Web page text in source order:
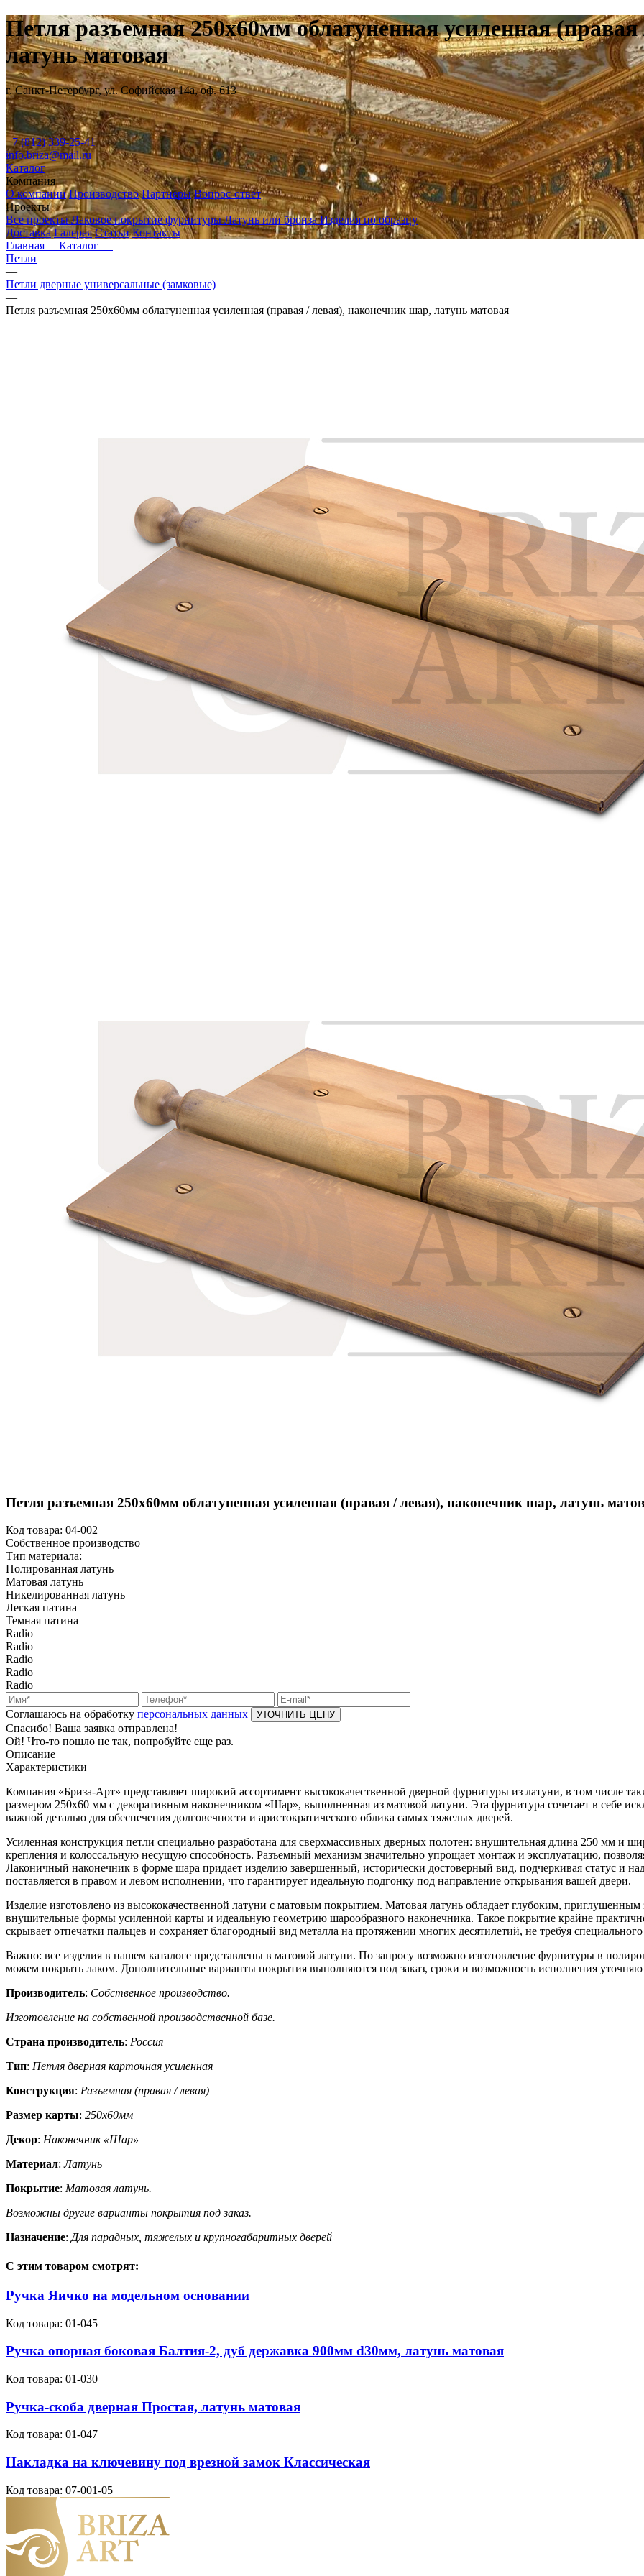
Петля разъемная 250х60мм облатуненная усиленная
латунь матовая
г. Санкт-Петербург, ул. Софийская 14а, оф. 613
+7 (812) 339-25-41
info.briza@mail.ru
Каталог
Компания
О компании Производство Партнеры Вопрос-ответ
Проекты
Все проектыЛаковое покрытие фурнитурыЛатунь или бронзаИзделия по образцу
Доставка Галерея Статьи Контакты
Главная —Каталог —
Петли
—
Петли дверные универсальные (замковые)
—
Петля разъемная 250х60мм облатуненная усиленная (правая / левая), наконечник шар, латунь матовая
Петля разъемная 250х60мм облатуненная усиленная (правая / левая), наконечник шар, латунь
Код товара: 04-002
Собственное производство
Тип материала:
Полированная латунь
Матовая латунь
Никелированная латунь
Легкая патина
Темная патина
Radio
Radio
Radio
Radio
Radio
Соглашаюсь на обработку персональных данных
Спасибо! Ваша заявка отправлена!
Ой! Что-то пошло не так, попробуйте еще раз.
Описание
Характеристики
Компания «Бриза-Арт» представляет широкий ассортимент высококачественной дверной фурнитуры из латуни, в том числе
размером 250х60 мм с декоративным наконечником «Шар», выполненная из матовой латуни. Эта фурнитура сочетает в себе
важной деталью для обеспечения долговечности и аристократического облика самых тяжелых дверей.
Усиленная конструкция петли специально разработана для сверхмассивных дверных полотен: внушительная длина 250 мм и
крепления и колоссальную несущую способность. Разъемный механизм значительно упрощает монтаж и эксплуатацию,
Лаконичный наконечник в форме шара придает изделию завершенный, исторически достоверный вид, подчеркивая статус и
поставляется в правом и левом исполнении, что гарантирует идеальную подгонку под направление открывания вашей двери.
Изделие изготовлено из высококачественной латуни с матовым покрытием. Матовая латунь обладает глубоким,
внушительные формы усиленной карты и идеальную геометрию шарообразного наконечника. Такое покрытие крайне
скрывает отпечатки пальцев и сохраняет благородный вид металла на протяжении многих десятилетий, не требуя специального
Важно: все изделия в нашем каталоге представлены в матовой латуни. По запросу возможно изготовление фурнитуры в
можем покрыть лаком. Дополнительные варианты покрытия выполняются под заказ, сроки и возможность исполнения
Производитель: Собственное производство.
Изготовление на собственной производственной базе.
Страна производитель: Россия
Тип: Петля дверная карточная усиленная
Конструкция: Разъемная (правая / левая)
Размер карты: 250х60мм
Декор: Наконечник «Шар»
Материал:Латунь
Покрытие: Матовая латунь.
Возможны другие варианты покрытия под заказ.
Назначение: Для парадных, тяжелых и крупногабаритных дверей
С этим товаром смотрят:
Ручка Яичко на модельном основании
Код товара: 01-045
Ручка опорная боковая Балтия-2, дуб державка 900мм d30мм, латунь матовая
Код товара: 01-030
Ручка-скоба дверная Простая, латунь матовая
Код товара: 01-047
Накладка на ключевину под врезной замок Классическая
Код товара: 07-001-05